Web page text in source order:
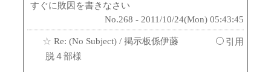
すぐに敗因を書きなさい
No.268 - 2011/10/24(Mon) 05:43:45
☆ Re: (No Subject) / 掲示板係伊藤
引用
脱４部様